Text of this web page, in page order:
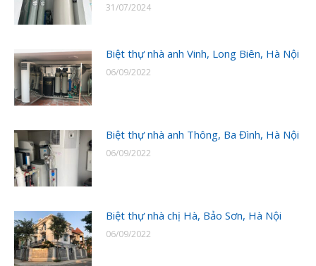
31/07/2024
Biệt thự nhà anh Vinh, Long Biên, Hà Nội
06/09/2022
Biệt thự nhà anh Thông, Ba Đình, Hà Nội
06/09/2022
Biệt thự nhà chị Hà, Bảo Sơn, Hà Nội
06/09/2022